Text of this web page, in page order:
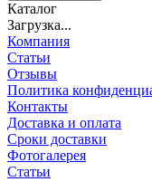
Каталог
Загрузка...
Компания
Статьи
Отзывы
Политика
Контакты
Доставка и оплата
Сроки доставки
Фотогалерея
Статьи